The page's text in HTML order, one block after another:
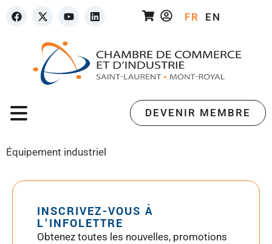
FR EN
DEVENIR MEMBRE
Équipement industriel
INSCRIVEZ-VOUS À
L’INFOLETTRE
Obtenez toutes les nouvelles, promotions